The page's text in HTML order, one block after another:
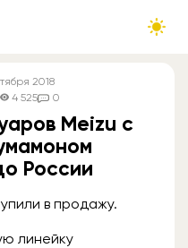
2018
4 525 0
Meizu с
России
в продажу.
линейку